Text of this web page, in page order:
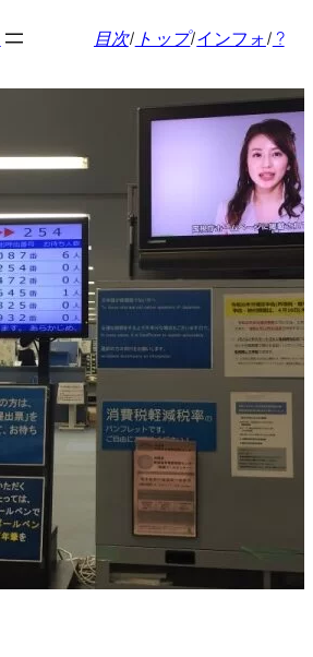
目次/ トップ/インフォ/ ?